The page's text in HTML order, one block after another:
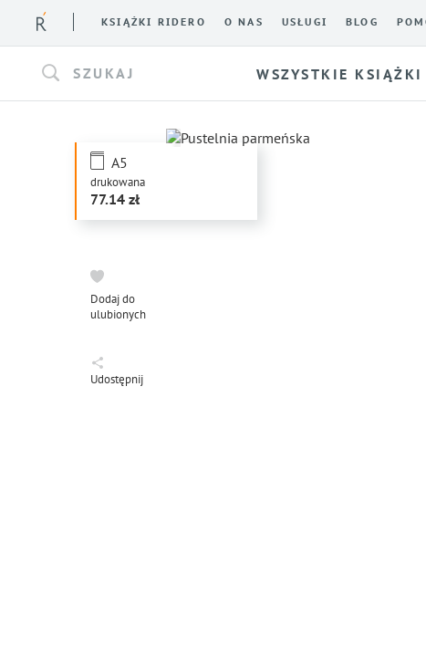
KSIĄŻKI RIDERO O NAS USŁUGI BLOG
SZUKAJ WSZYSTKIE KSIĄŻKI
drukowana
A5
77.14
Dodaj do
ulubionych
Udostępnij